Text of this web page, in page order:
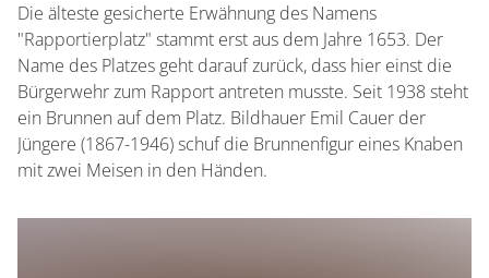
Die älteste gesicherte Erwähnung des Namens
"Rapportierplatz" stammt erst aus dem Jahre 1653. Der
Name des Platzes geht darauf zurück, dass hier einst die
Bürgerwehr zum Rapport antreten musste. Seit 1938 steht
ein Brunnen auf dem Platz. Bildhauer Emil Cauer der
Jüngere (1867-1946) schuf die Brunnenfigur eines Knaben
mit zwei Meisen in den Händen.